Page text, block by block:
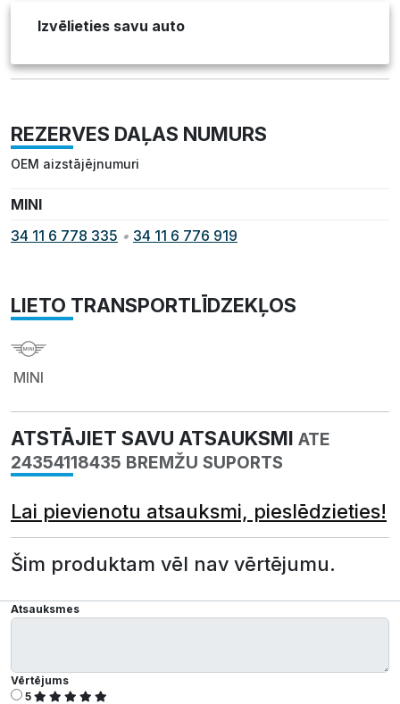
Izvēlieties savu auto
REZERVES DAĻAS NUMURS
OEM aizstājējnumuri
MINI
34 11 6 778 335 • 34 11 6 776 919
LIETO TRANSPORTLĪDZEKĻOS
MINI
ATSTĀJIET SAVU ATSAUKSMI ATE
24354118435 BREMŽU SUPORTS
Lai pievienotu atsauksmi, pieslēdzieties!
Šim produktam vēl nav vērtējumu.
Atsauksmes
Vērtējums
5